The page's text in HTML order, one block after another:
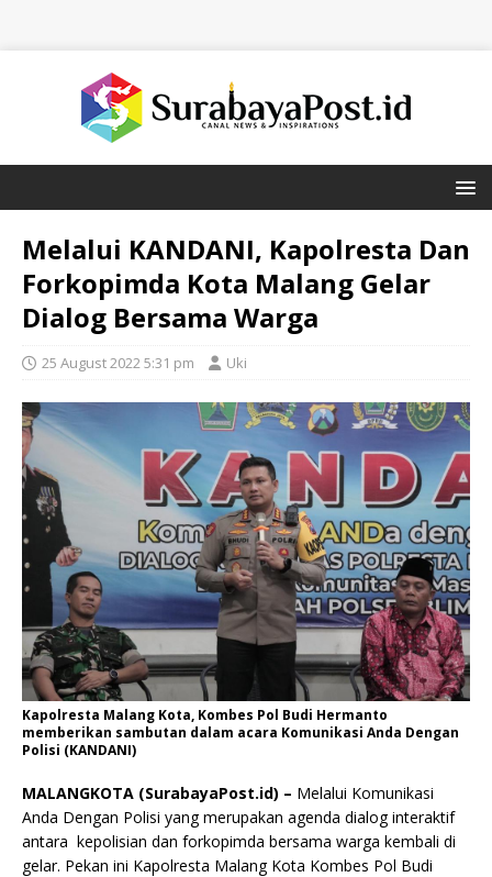
Melalui KANDANI, Kapolresta Dan
Forkopimda Kota Malang Gelar
Dialog Bersama Warga
25 August 2022 5:31 pm Uki
Kapolresta Malang Kota, Kombes Pol Budi Hermanto
memberikan sambutan dalam acara Komunikasi Anda Dengan
Polisi (KANDANI)
MALANGKOTA (SurabayaPost.id) – Melalui Komunikasi
Anda Dengan Polisi yang merupakan agenda dialog interaktif
antara kepolisian dan forkopimda bersama warga kembali di
gelar. Pekan ini Kapolresta Malang Kota Kombes Pol Budi